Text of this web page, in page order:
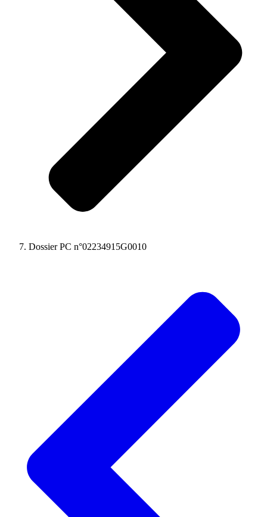
Dossier PC n°02234915G0010